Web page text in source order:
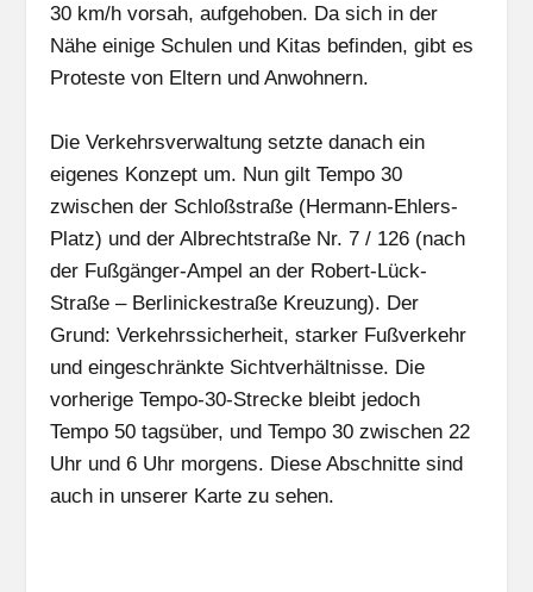
30 km/h vorsah, aufgehoben. Da sich in der
Nähe einige Schulen und Kitas befinden, gibt es
Proteste von Eltern und Anwohnern.
Die Verkehrsverwaltung setzte danach ein
eigenes Konzept um. Nun gilt Tempo 30
zwischen der Schloßstraße (Hermann-Ehlers-
Platz) und der Albrechtstraße Nr. 7 / 126 (nach
der Fußgänger-Ampel an der Robert-Lück-
Straße – Berlinickestraße Kreuzung). Der
Grund: Verkehrssicherheit, starker Fußverkehr
und eingeschränkte Sichtverhältnisse. Die
vorherige Tempo-30-Strecke bleibt jedoch
Tempo 50 tagsüber, und Tempo 30 zwischen 22
Uhr und 6 Uhr morgens. Diese Abschnitte sind
auch in unserer Karte zu sehen.